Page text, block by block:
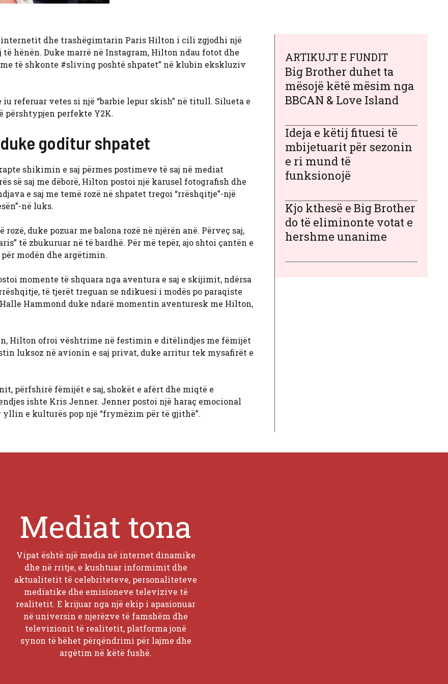
dhe trashëgimtarin Paris Hilton i cili zgjodhi një
hënën. Duke marrë në Instagram, Hilton ndau fotot dhe
të shkonte #sliving poshtë shpatet” në klubin ekskluziv
referuar vetes si një “barbie lepur skish” në titull. Silueta e
përshtypjen perfekte Y2K.
goditur shpatet
shikimin e saj përmes postimeve të saj në mediat
së saj me dëborë, Hilton postoi një karusel fotografish dhe
e saj me temë rozë në shpatet tregoi “rrëshqitje”-një
në luks.
duke pozuar me balona rozë në njërën anë. Përveç saj,
të zbukuruar në të bardhë. Për më tepër, ajo shtoi çantën e
modën dhe argëtimin.
momente të shquara nga aventura e saj e skijimit, ndërsa
të tjerët treguan se ndikuesi i modës po paraqiste
Hammond duke ndarë momentin aventuresk me Hilton,
Hilton ofroi vështrime në festimin e ditëlindjes me fëmijët
luksoz në avionin e saj privat, duke arritur tek mysafirët e
përfshirë fëmijët e saj, shokët e afërt dhe miqtë e
ishte Kris Jenner. Jenner postoi një haraç emocional
e kulturës pop një “frymëzim për të gjithë”.
ARTIKUJT E FUNDIT
Big Brother duhet ta
mësojë këtë mësim nga
BBCAN & Love Island
Ideja e këtij fituesi të
mbijetuarit për sezonin
e ri mund të
funksionojë
Kjo kthesë e Big Brother
do të eliminonte votat e
hershme unanime
Mediat tona
Vipat është një media në internet dinamike
dhe në rritje, e kushtuar informimit dhe
aktualitetit të celebriteteve, personaliteteve
mediatike dhe emisioneve televizive të
realitetit. E krijuar nga një ekip i apasionuar
në universin e njerëzve të famshëm dhe
televizionit të realitetit, platforma jonë
synon të bëhet përqëndrimi për lajme dhe
argëtim në këtë fushë.